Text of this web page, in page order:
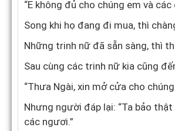
“E không đủ cho chúng em và
Song khi họ đang đi mua, thì
Những trinh nữ đã sẵn sàng, thì
Sau cùng các trinh nữ kia cũng
“Thưa Ngài, xin mở cửa cho
Nhưng người đáp lại: “Ta bảo
các ngươi.”